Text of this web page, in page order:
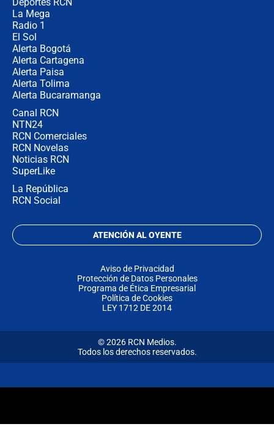
Deportes RCN
La Mega
Radio 1
El Sol
Alerta Bogotá
Alerta Cartagena
Alerta Paisa
Alerta Tolima
Alerta Bucaramanga
Canal RCN
NTN24
RCN Comerciales
RCN Novelas
Noticias RCN
SuperLike
La República
RCN Social
ATENCIÓN AL OYENTE
Aviso de Privacidad
Protección de Datos Personales
Programa de Ética Empresarial
Política de Cookies
LEY 1712 DE 2014
© 2026 RCN Medios.
Todos los derechos reservados.